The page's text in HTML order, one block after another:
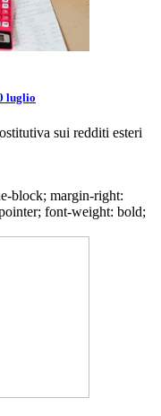
luglio
sui redditi esteri
block; margin-right:
font-weight: bold;